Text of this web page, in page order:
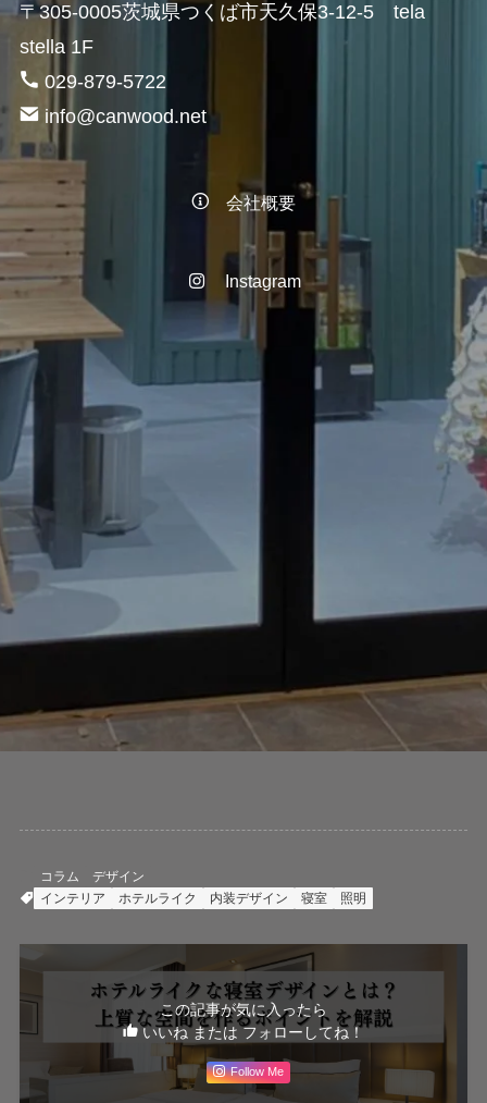
〒305-0005茨城県つくば市天久保3-12-5 tela
stella 1F
029-879-5722
info@canwood.net
会社概要
Instagram
コラム
デザイン
インテリア
ホテルライク 内装デザイン 寝室 照明
この記事が気に入ったら
いいね または フォローしてね！
Follow Me